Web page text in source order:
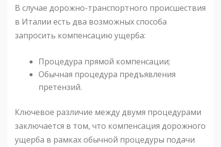
В случае дорожно-транспортного происшествия
в Италии есть два возможных способа
запросить компенсацию ущерба:
Процедура прямой компенсации;
Обычная процедура предъявления
претензий.
Ключевое различие между двумя процедурами
заключается в том, что компенсация дорожного
ущерба в рамках обычной процедуры подачи